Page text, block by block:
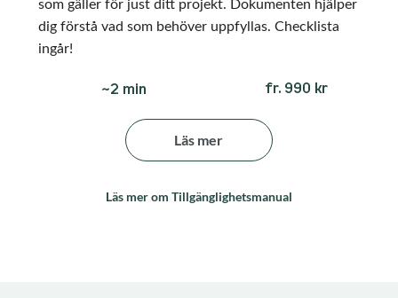
dig förstå vad som behöver uppfyllas. Checklista
ingår!
~2 min
Läs mer
fr. 990 kr
Läs mer om Tillgänglighetsmanual